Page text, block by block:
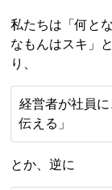
私たちは「何と
なもんはスキ」
り、
経営者が社員
伝える」
とか、逆に